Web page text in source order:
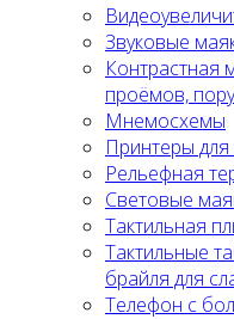
Звуковые
Контрастная
проёмов,
Мнемосхемы
Принтеры
Рельефная
Световые
Тактильная
Тактильные
брайля для
Телефон с